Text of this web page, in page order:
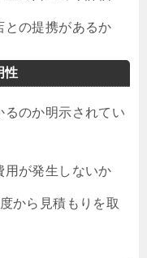
との提携があるか
性
るのか明示されてい
用が発生しないか
から見積もりを取